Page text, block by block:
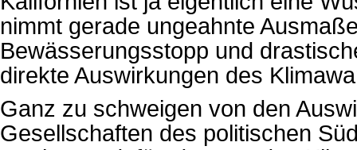
nimmt gerade ungeahnte
Bewässerungsstopp und
direkte Auswirkungen des
Ganz zu schweigen von den
Gesellschaften des politischen